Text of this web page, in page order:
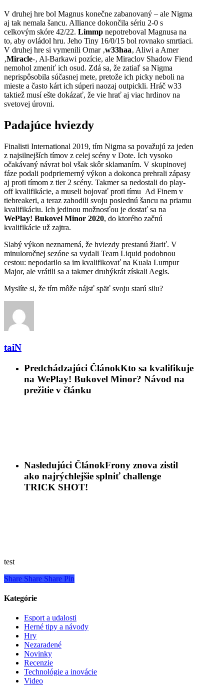
V druhej hre bol Magnus konečne zabanovaný – ale Nigma
aj tak nemala šancu. Alliance dokončila sériu 2-0 s
celkovým skóre 42/22. Limmp nepotreboval Magnusa na
to, aby ovládol hru. Jeho Tiny 16/0/15 bol rovnako smrtiaci.
V druhej hre si vymenili Omar ‚w33haa‚ Aliwi a Amer
‚Miracle-‚ Al-Barkawi pozície, ale Miraclov Shadow Fiend
nemohol zmeniť ich osud. Zdá sa, že zatiaľ sa Nigma
neprispôsobila súčasnej mete, pretože ich picky neboli na
mieste a často kárt ich súperi naozaj outpickli. Hráč w33
taktiež musí ešte dokázať, že vie hrať aj viac hrdinov na
svetovej úrovni.
Padajúce hviezdy
Finalisti International 2019, tím Nigma sa považujú za jeden
z najsilnejších tímov z celej scény v Dote. Ich vysoko
očakávaný návrat bol však skôr sklamaním. V skupinovej
fáze podali podpriemerný výkon a dokonca prehrali zápasy
aj proti tímom z tier 2 scény. Takmer sa nedostali do play-
off kvalifikácie, a museli bojovať proti tímu Ad Finem v
tiebreakeri, a teraz zahodili svoju poslednú šancu na priamu
kvalifikáciu. Ich jedinou možnosťou je dostať sa na
WePlay! Bukovel Minor 2020, do ktorého začnú
kvalifikácie už zajtra.
Slabý výkon neznamená, že hviezdy prestanú žiariť. V
minuloročnej sezóne sa vydali Team Liquid podobnou
cestou: nepodarilo sa im kvalifikovať na Kuala Lumpur
Major, ale vrátili sa a takmer druhýkrát získali Aegis.
Myslíte si, že tím môže nájsť späť svoju starú silu?
taiN
Predchádzajúci ČlánokKto sa kvalifikuje
na WePlay! Bukovel Minor? Návod na
prežitie v článku
Nasledujúci ČlánokFrony znova zistil
ako najrýchlejšie splniť challenge
TRICK SHOT!
test
Share Share Share Pin
Kategórie
Esport a udalosti
Herné tipy a návody
Hry
Nezaradené
Novinky
Recenzie
Technológie a inovácie
Video